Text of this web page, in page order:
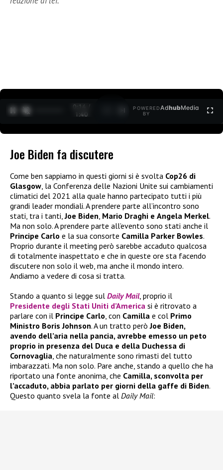
0:15 /
1:40
POWERED
BY
AdhubMedia
Joe Biden fa discutere
Come ben sappiamo in questi giorni si è svolta Cop26 di
Glasgow, la Conferenza delle Nazioni Unite sui cambiamenti
climatici del 2021 alla quale hanno partecipato tutti i più
grandi leader mondiali. A prendere parte all’incontro sono
stati, tra i tanti,Joe Biden, Mario Draghi e Angela Merkel.
Ma non solo. A prendere parte all’evento sono stati anche il
Principe Carlo e la sua consorte Camilla Parker Bowles.
Proprio durante il meeting però sarebbe accaduto qualcosa
di totalmente inaspettato e che in queste ore sta facendo
discutere non solo il web, ma anche il mondo intero.
Andiamo a vedere di cosa si tratta.
Stando a quanto si legge sul Daily Mail, proprio il
Presidente degli Stati Uniti d’America si è ritrovato a
parlare con il Principe Carlo, con Camilla e col Primo
Ministro Boris Johnson. A un tratto peròJoe Biden,
avendo dell’aria nella pancia, avrebbe emesso un peto
proprio in presenza del Duca e della Duchessa di
Cornovaglia, che naturalmente sono rimasti del tutto
imbarazzati. Ma non solo. Pare anche, stando a quello che ha
riportato una fonte anonima, che Camilla, sconvolta per
l’accaduto, abbia parlato per giorni della gaffe di Biden.
Questo quanto svela la fonte al Daily Mail: